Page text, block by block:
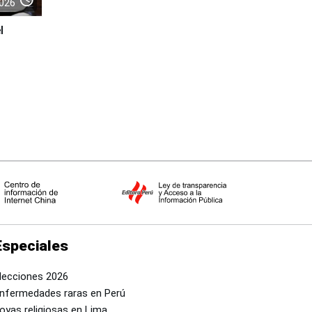
2026
raras en Perú